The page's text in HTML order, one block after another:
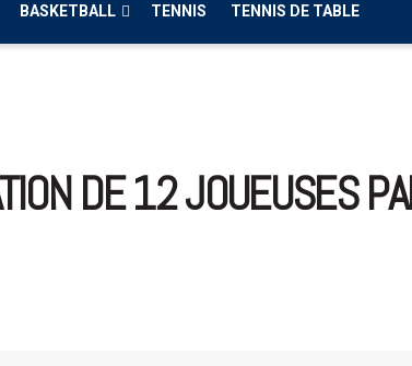
BASKETBALL TENNIS TENNIS DE TABLE
DE 12 JOUEUSES